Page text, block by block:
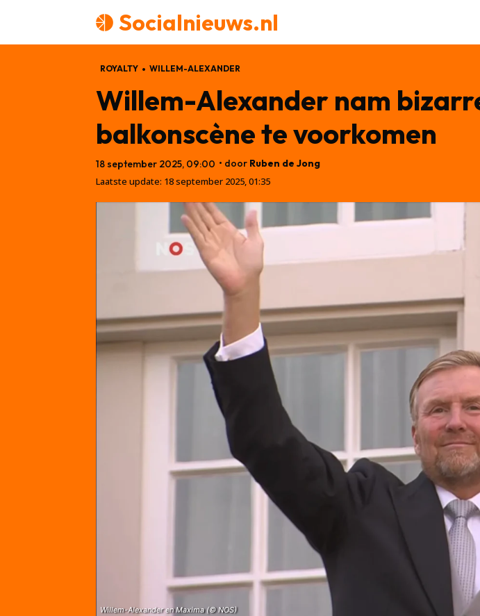
Socialnieuws.nl
ROYALTY WILLEM-ALEXANDER
Willem-Alexander nam
balkonscène te voorkomen
18 september 2025, 09:00 • door Ruben de Jong
Laatste update: 18 september 2025, 01:35
Willem-Alexander en Maxima (© NOS)